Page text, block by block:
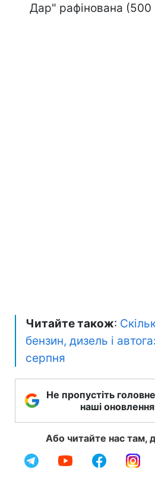
Дар" рафінована
Читайте також:
бензин, дизель і
серпня
Не пропустіть
наші
Або читайте нас там,